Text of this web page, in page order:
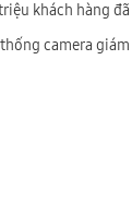
khách hàng
camera